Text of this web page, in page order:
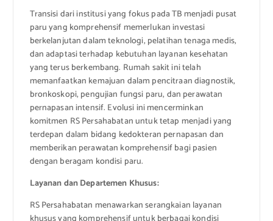
Transisi dari institusi yang fokus pada TB menjadi pusat
paru yang komprehensif memerlukan investasi
berkelanjutan dalam teknologi, pelatihan tenaga medis,
dan adaptasi terhadap kebutuhan layanan kesehatan
yang terus berkembang. Rumah sakit ini telah
memanfaatkan kemajuan dalam pencitraan diagnostik,
bronkoskopi, pengujian fungsi paru, dan perawatan
pernapasan intensif. Evolusi ini mencerminkan
komitmen RS Persahabatan untuk tetap menjadi yang
terdepan dalam bidang kedokteran pernapasan dan
memberikan perawatan komprehensif bagi pasien
dengan beragam kondisi paru.
Layanan dan Departemen Khusus:
RS Persahabatan menawarkan serangkaian layanan